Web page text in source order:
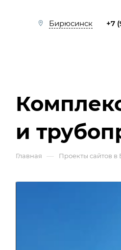
Бирюсинск +7
и
Главная — Проекты сайтов